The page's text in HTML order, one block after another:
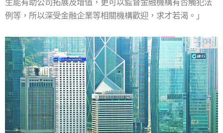
生能有助公司拓展及增值，更可以監督金融機構有否觸犯法
例等，所以深受金融企業等相關機構歡迎，求才若渴。」